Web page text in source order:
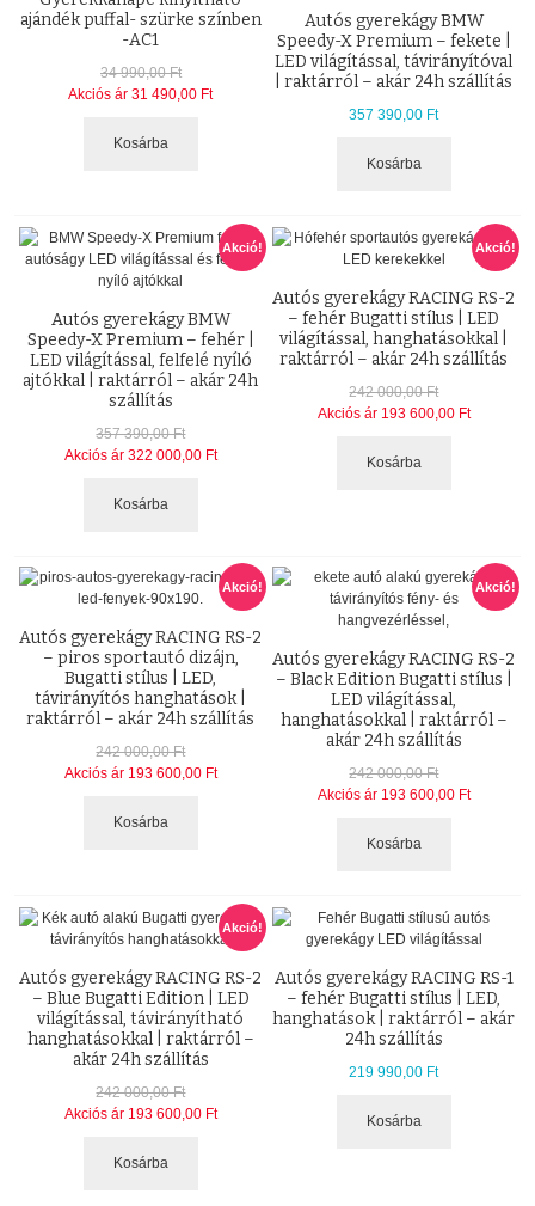
ajándék puffal- szürke színben
-AC1
34 990,00 Ft
Akciós ár 31 490,00 Ft
Kosárba
Autós gyerekágy BMW
Speedy-X Premium – fekete |
LED világítással, távirányítóval
| raktárról – akár 24h szállítás
357 390,00 Ft
Kosárba
Akció!
Autós gyerekágy BMW
Speedy-X Premium – fehér |
LED világítással, felfelé nyíló
ajtókkal | raktárról – akár 24h
szállítás
357 390,00 Ft
Akciós ár 322 000,00 Ft
Kosárba
Akció!
Autós gyerekágy RACING RS-2
– fehér Bugatti stílus | LED
világítással, hanghatásokkal |
raktárról – akár 24h szállítás
242 000,00 Ft
Akciós ár 193 600,00 Ft
Kosárba
Akció!
Autós gyerekágy RACING RS-2
– piros sportautó dizájn,
Bugatti stílus | LED,
távirányítós hanghatások |
raktárról – akár 24h szállítás
242 000,00 Ft
Akciós ár 193 600,00 Ft
Kosárba
Akció!
Autós gyerekágy RACING RS-2
– Black Edition Bugatti stílus |
LED világítással,
hanghatásokkal | raktárról –
akár 24h szállítás
242 000,00 Ft
Akciós ár 193 600,00 Ft
Kosárba
Akció!
Autós gyerekágy RACING RS-2
– Blue Bugatti Edition | LED
világítással, távirányítható
hanghatásokkal | raktárról –
akár 24h szállítás
242 000,00 Ft
Akciós ár 193 600,00 Ft
Kosárba
Autós gyerekágy RACING RS-1
– fehér Bugatti stílus | LED,
hanghatások | raktárról – akár
24h szállítás
219 990,00 Ft
Kosárba